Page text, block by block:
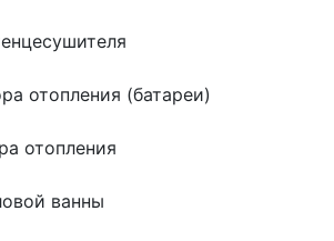
отопления (батареи)
отопления
ванны